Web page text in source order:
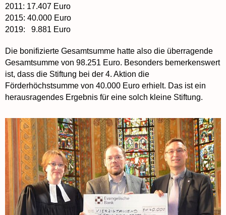
2011: 17.407 Euro
2015: 40.000 Euro
2019: 9.881 Euro
Die bonifizierte Gesamtsumme hatte also die überragende
Gesamtsumme von 98.251 Euro. Besonders bemerkenswert
ist, dass die Stiftung bei der 4. Aktion die
Förderhöchstsumme von 40.000 Euro erhielt. Das ist ein
herausragendes Ergebnis für eine solch kleine Stiftung.